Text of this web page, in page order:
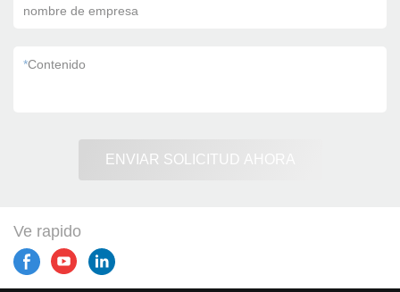
nombre de empresa
*Contenido
ENVIAR SOLICITUD AHORA
Ve rapido